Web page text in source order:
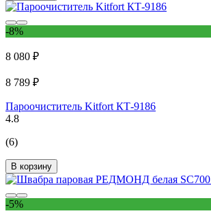
-8%
8 080 ₽
8 789 ₽
Пароочиститель Kitfort КТ-9186
4.8
(6)
В корзину
-5%